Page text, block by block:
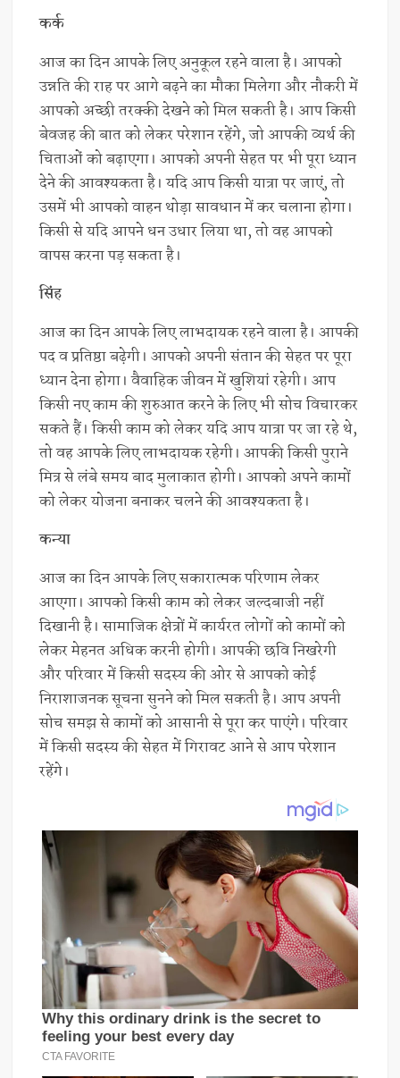
कर्क
आज का दिन आपके लिए अनुकूल रहने वाला है। आपको
उन्नति की राह पर आगे बढ़ने का मौका मिलेगा और नौकरी में
आपको अच्छी तरक्की देखने को मिल सकती है। आप किसी
बेवजह की बात को लेकर परेशान रहेंगे, जो आपकी व्यर्थ की
चिताओं को बढ़ाएगा। आपको अपनी सेहत पर भी पूरा ध्यान
देने की आवश्यकता है। यदि आप किसी यात्रा पर जाएं, तो
उसमें भी आपको वाहन थोड़ा सावधान में कर चलाना होगा।
किसी से यदि आपने धन उधार लिया था, तो वह आपको
वापस करना पड़ सकता है।
सिंह
आज का दिन आपके लिए लाभदायक रहने वाला है। आपकी
पद व प्रतिष्ठा बढ़ेगी। आपको अपनी संतान की सेहत पर पूरा
ध्यान देना होगा। वैवाहिक जीवन में खुशियां रहेगी। आप
किसी नए काम की शुरुआत करने के लिए भी सोच विचारकर
सकते हैं। किसी काम को लेकर यदि आप यात्रा पर जा रहे थे,
तो वह आपके लिए लाभदायक रहेगी। आपकी किसी पुराने
मित्र से लंबे समय बाद मुलाकात होगी। आपको अपने कामों
को लेकर योजना बनाकर चलने की आवश्यकता है।
कन्या
आज का दिन आपके लिए सकारात्मक परिणाम लेकर
आएगा। आपको किसी काम को लेकर जल्दबाजी नहीं
दिखानी है। सामाजिक क्षेत्रों में कार्यरत लोगों को कामों को
लेकर मेहनत अधिक करनी होगी। आपकी छवि निखरेगी
और परिवार में किसी सदस्य की ओर से आपको कोई
निराशाजनक सूचना सुनने को मिल सकती है। आप अपनी
सोच समझ से कामों को आसानी से पूरा कर पाएंगे। परिवार
में किसी सदस्य की सेहत में गिरावट आने से आप परेशान
रहेंगे।